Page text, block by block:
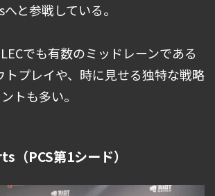
と参戦している。
でも有数のミッドレーンである
トプレイや、時に見せる独特な戦略
トも多い。
（PCS第1シード）